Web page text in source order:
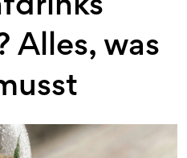
Alles, was